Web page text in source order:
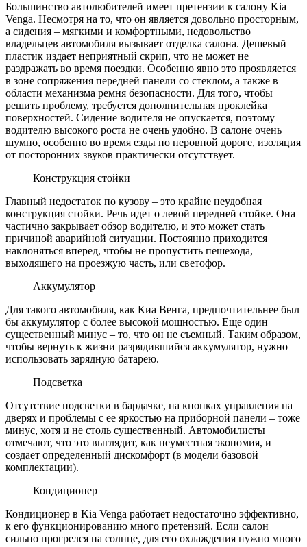
Большинство автолюбителей имеет претензии к салону Kia
Venga. Несмотря на то, что он является довольно просторным,
а сидения – мягкими и комфортными, недовольство
владельцев автомобиля вызывает отделка салона. Дешевый
пластик издает неприятный скрип, что не может не
раздражать во время поездки. Особенно явно это проявляется
в зоне сопряжения передней панели со стеклом, а также в
области механизма ремня безопасности. Для того, чтобы
решить проблему, требуется дополнительная проклейка
поверхностей. Сидение водителя не опускается, поэтому
водителю высокого роста не очень удобно. В салоне очень
шумно, особенно во время езды по неровной дороге, изоляция
от посторонних звуков практически отсутствует.
Конструкция стойки
Главный недостаток по кузову – это крайне неудобная
конструкция стойки. Речь идет о левой передней стойке. Она
частично закрывает обзор водителю, и это может стать
причиной аварийной ситуации. Постоянно приходится
наклоняться вперед, чтобы не пропустить пешехода,
выходящего на проезжую часть, или светофор.
Аккумулятор
Для такого автомобиля, как Киа Венга, предпочтительнее был
бы аккумулятор с более высокой мощностью. Еще один
существенный минус – то, что он не съемный. Таким образом,
чтобы вернуть к жизни разрядившийся аккумулятор, нужно
использовать зарядную батарею.
Подсветка
Отсутствие подсветки в бардачке, на кнопках управления на
дверях и проблемы с ее яркостью на приборной панели – тоже
минус, хотя и не столь существенный. Автомобилисты
отмечают, что это выглядит, как неуместная экономия, и
создает определенный дискомфорт (в модели базовой
комплектации).
Кондиционер
Кондиционер в Kia Venga работает недостаточно эффективно,
к его функционированию много претензий. Если салон
сильно прогрелся на солнце, для его охлаждения нужно много